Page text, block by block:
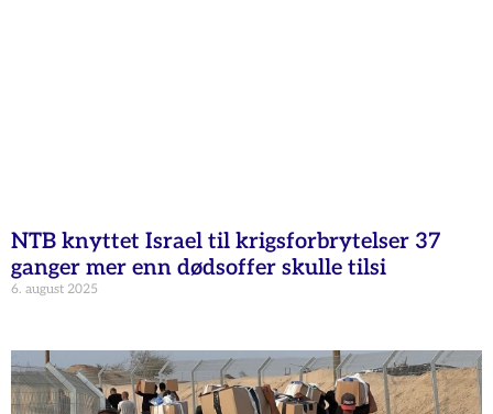
NTB knyttet Israel til krigsforbrytelser 37
ganger mer enn dødsoffer skulle tilsi
6. august 2025